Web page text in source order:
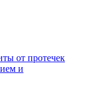
от протечек
и